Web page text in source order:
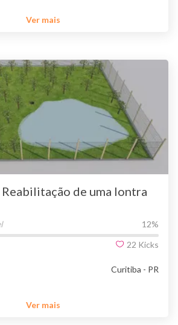
Ver mais
de uma lontra
12%
22 Kicks
Curitiba - PR
Ver mais